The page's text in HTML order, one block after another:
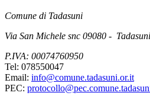
Comune di Tadasuni
Via San Michele snc 09080 -
P.IVA: 00074760950
Tel: 078550047
Email: info@comune.tadasuni.or.it
PEC: